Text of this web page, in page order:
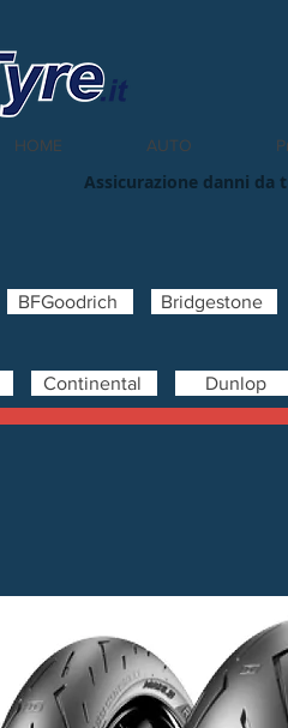
HOME AUTO
Assicurazione danni
BFGoodrich Bridgestone
Continental Dunlop